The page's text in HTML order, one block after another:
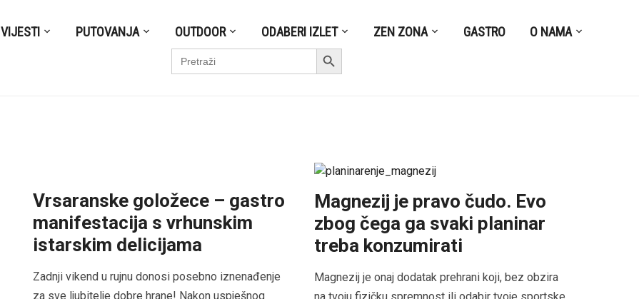
VIJESTI PUTOVANJA OUTDOOR ODABERI IZLET ZEN ZONA GASTRO O NAMA
Search
for:
Search Button
Vrsaranske goložece – gastro
manifestacija s vrhunskim
istarskim delicijama
Zadnji vikend u rujnu donosi posebno iznenađenje
za sve ljubitelje dobre hrane! Nakon uspješnog
Magnezij je pravo čudo. Evo
zbog čega ga svaki planinar
treba konzumirati
Magnezij je onaj dodatak prehrani koji, bez obzira